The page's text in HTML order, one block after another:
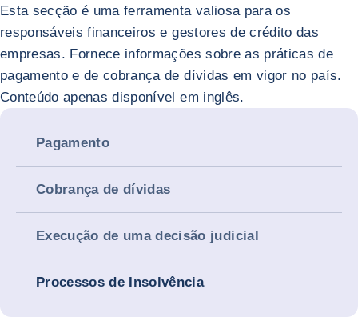
Esta secção é uma ferramenta valiosa para os
responsáveis financeiros e gestores de crédito das
empresas. Fornece informações sobre as práticas de
pagamento e de cobrança de dívidas em vigor no país.
Conteúdo apenas disponível em inglês.
Pagamento
Cobrança de dívidas
Execução de uma decisão judicial
Processos de Insolvência